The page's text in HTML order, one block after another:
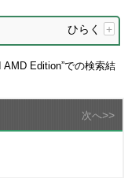
ひらく +
AMD Edition”での検索結
次へ>>